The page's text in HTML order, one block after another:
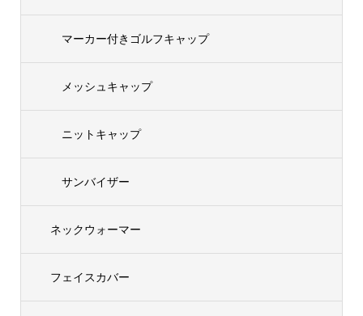
マーカー付きゴルフキャップ
メッシュキャップ
ニットキャップ
サンバイザー
ネックウォーマー
フェイスカバー